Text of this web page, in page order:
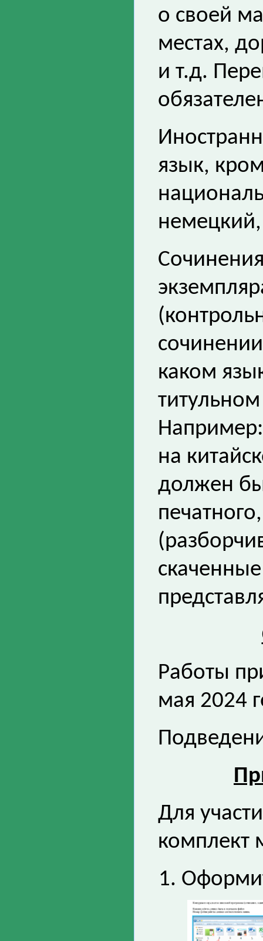
о своей
местах,
и т.д.
язык,
немецкий,
каком
на
должен
Работы
мая 2024
Для
комплект